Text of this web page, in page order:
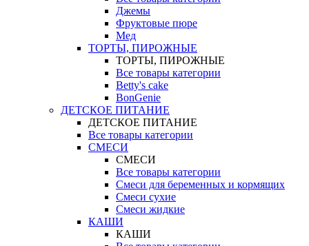
Джемы
Фруктовые пюре
Мед
ТОРТЫ, ПИРОЖНЫЕ
ТОРТЫ, ПИРОЖНЫЕ
Все товары категории
Betty's cake
BonGenie
ДЕТСКОЕ ПИТАНИЕ
ДЕТСКОЕ ПИТАНИЕ
Все товары категории
СМЕСИ
СМЕСИ
Все товары категории
Смеси для беременных и кормящих
Смеси сухие
Смеси жидкие
КАШИ
КАШИ